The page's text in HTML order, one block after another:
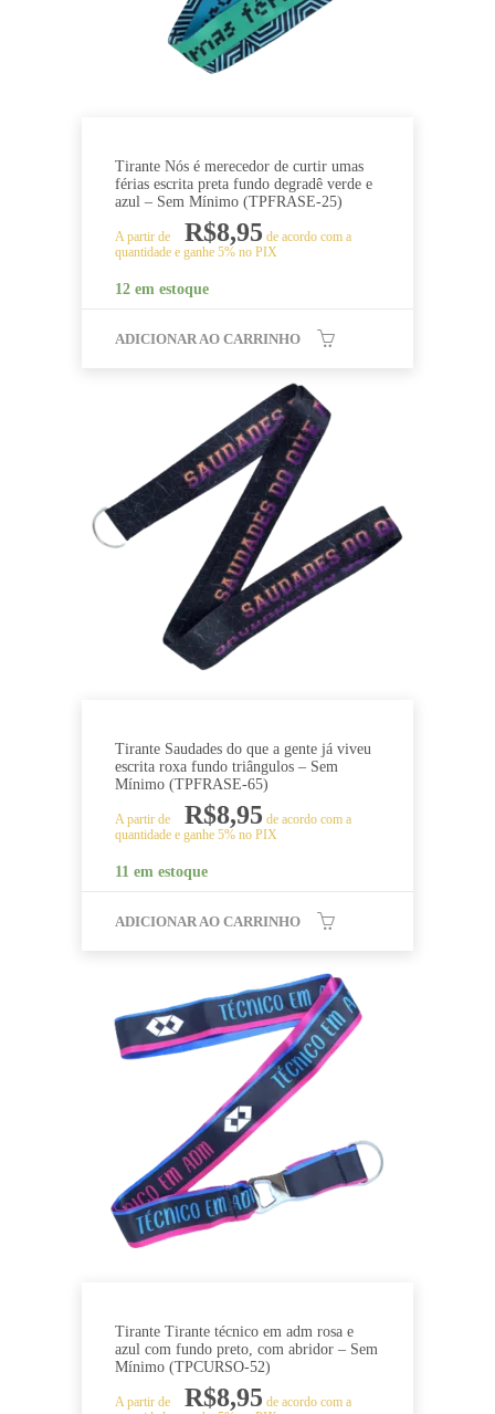
Tirante Nós é merecedor de curtir umas
férias escrita preta fundo degradê verde e
azul – Sem Mínimo (TPFRASE-25)
A partir de R$8,95 de acordo com a
quantidade e ganhe 5% no PIX
12 em estoque
ADICIONAR AO CARRINHO
Tirante Saudades do que a gente já viveu
escrita roxa fundo triângulos – Sem
Mínimo (TPFRASE-65)
A partir de R$8,95 de acordo com a
quantidade e ganhe 5% no PIX
11 em estoque
ADICIONAR AO CARRINHO
Tirante Tirante técnico em adm rosa e
azul com fundo preto, com abridor – Sem
Mínimo (TPCURSO-52)
A partir de R$8,95 de acordo com a